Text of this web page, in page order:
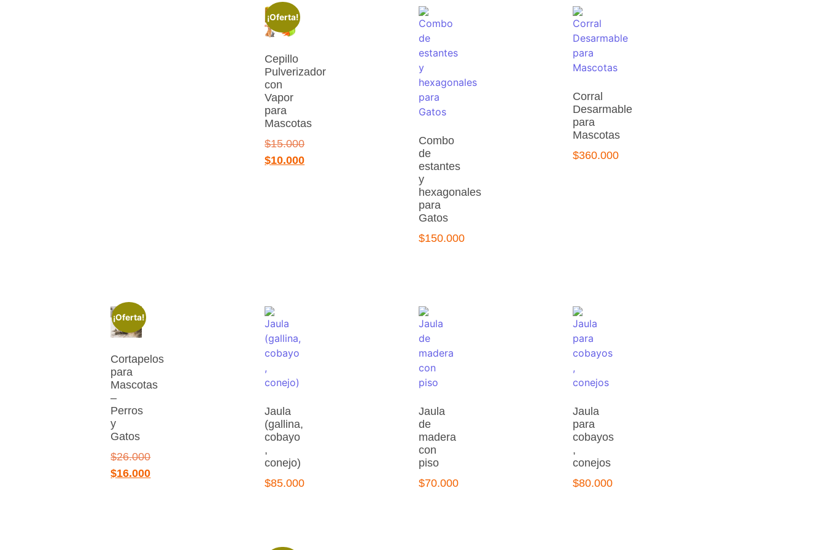
¡Oferta!
Cepillo
Pulverizador
con
Vapor
para
Mascotas
$15.000
$10.000
Combo
de
estantes
y
hexagonales
para
Gatos
$150.000
Corral
Desarmable
para
Mascotas
$360.000
¡Oferta!
Cortapelos
para
Mascotas
–
Perros
y
Gatos
$26.000
$16.000
Jaula
(gallina,
cobayo
,
conejo)
$85.000
Jaula
de
madera
con
piso
$70.000
Jaula
para
cobayos
,
conejos
$80.000